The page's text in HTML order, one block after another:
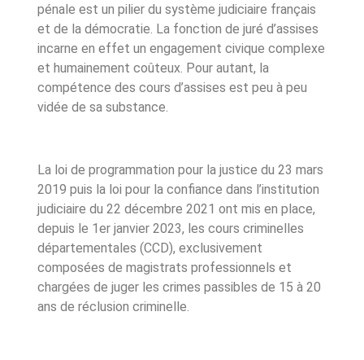
pénale est un pilier du système judiciaire français
et de la démocratie. La fonction de juré d’assises
incarne en effet un engagement civique complexe
et humainement coûteux. Pour autant, la
compétence des cours d’assises est peu à peu
vidée de sa substance.
La loi de programmation pour la justice du 23 mars
2019 puis la loi pour la confiance dans l’institution
judiciaire du 22 décembre 2021 ont mis en place,
depuis le 1er janvier 2023, les cours criminelles
départementales (CCD), exclusivement
composées de magistrats professionnels et
chargées de juger les crimes passibles de 15 à 20
ans de réclusion criminelle.